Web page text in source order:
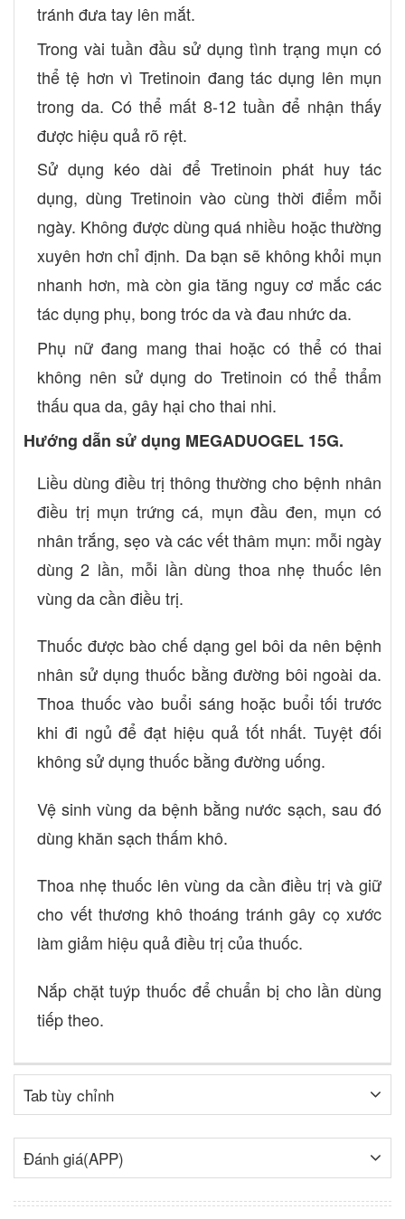
tránh đưa tay lên mắt.
Trong vài tuần đầu sử dụng tình trạng mụn có
thể tệ hơn vì Tretinoin đang tác dụng lên mụn
trong da. Có thể mất 8-12 tuần để nhận thấy
được hiệu quả rõ rệt.
Sử dụng kéo dài để Tretinoin phát huy tác
dụng, dùng Tretinoin vào cùng thời điểm mỗi
ngày. Không được dùng quá nhiều hoặc thường
xuyên hơn chỉ định. Da bạn sẽ không khỏi mụn
nhanh hơn, mà còn gia tăng nguy cơ mắc các
tác dụng phụ, bong tróc da và đau nhức da.
Phụ nữ đang mang thai hoặc có thể có thai
không nên sử dụng do Tretinoin có thể thẩm
thấu qua da, gây hại cho thai nhi.
Hướng dẫn sử dụng MEGADUOGEL 15G.
Liều dùng điều trị thông thường cho bệnh nhân
điều trị mụn trứng cá, mụn đầu đen, mụn có
nhân trắng, sẹo và các vết thâm mụn: mỗi ngày
dùng 2 lần, mỗi lần dùng thoa nhẹ thuốc lên
vùng da cần điều trị.
Thuốc được bào chế dạng gel bôi da nên bệnh
nhân sử dụng thuốc bằng đường bôi ngoài da.
Thoa thuốc vào buổi sáng hoặc buổi tối trước
khi đi ngủ để đạt hiệu quả tốt nhất. Tuyệt đối
không sử dụng thuốc bằng đường uống.
Vệ sinh vùng da bệnh bằng nước sạch, sau đó
dùng khăn sạch thấm khô.
Thoa nhẹ thuốc lên vùng da cần điều trị và giữ
cho vết thương khô thoáng tránh gây cọ xước
làm giảm hiệu quả điều trị của thuốc.
Nắp chặt tuýp thuốc để chuẩn bị cho lần dùng
tiếp theo.
Tab tùy chỉnh
Đánh giá(APP)